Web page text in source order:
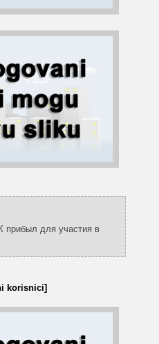
прибыл для участия в
korisnici]